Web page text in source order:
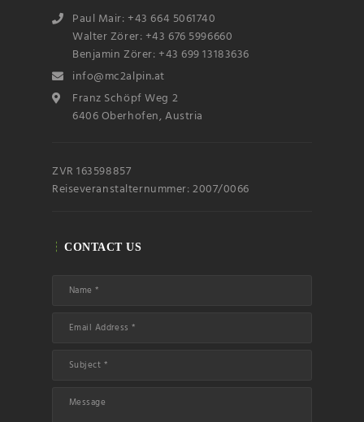
Paul Mair: +43 664 5061740
Walter Zörer: +43 676 5996660
Benjamin Zörer: +43 699 13183636
info@mc2alpin.at
Franz Schöpf Weg 2
6406 Oberhofen, Austria
ZVR 163598857
Reiseveranstalternummer: 2007/0066
CONTACT US